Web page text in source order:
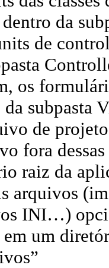
da
de
os
subpasta
de
fora
raiz da
arquivos
INI…)
em um